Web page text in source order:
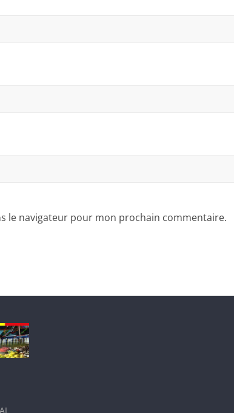
le navigateur pour mon prochain commentaire.